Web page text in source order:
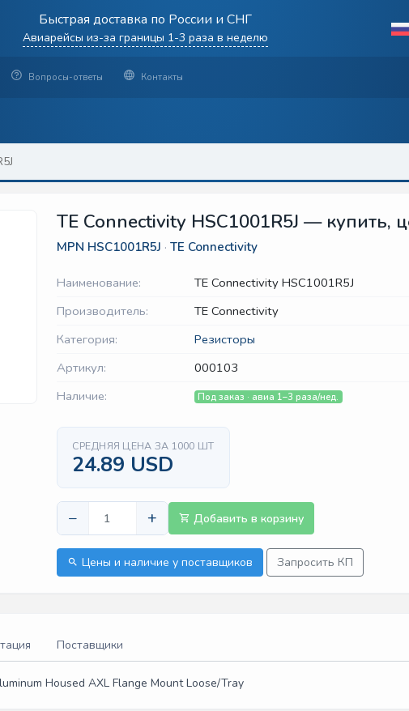
Быстрая доставка по России и СНГ
Авиарейсы из-за границы 1-3 раза в неделю
Вопросы-ответы Контакты
TE Connectivity HSC1001R5J — купить,
MPN HSC1001R5J · TE Connectivity
Наименование:
TE Connectivity HSC1001R5J
Производитель:
TE Connectivity
Категория:
Резисторы
Артикул:
000103
Наличие:
Под заказ · авиа 1–3 раза/нед.
СРЕДНЯЯ ЦЕНА ЗА 1000 ШТ
24.89 USD
− + Добавить в корзину
Цены и наличие у поставщиков Запросить КП
Поставщики
Housed AXL Flange Mount Loose/Tray